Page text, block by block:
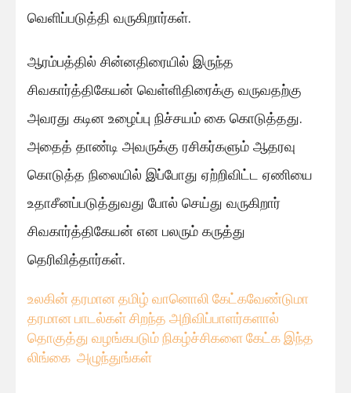
வெளிப்படுத்தி வருகிறார்கள்.
ஆரம்பத்தில் சின்னதிரையில் இருந்த
சிவகார்த்திகேயன் வெள்ளிதிரைக்கு வருவதற்கு
அவரது கடின உழைப்பு நிச்சயம் கை கொடுத்தது.
அதைத் தாண்டி அவருக்கு ரசிகர்களும் ஆதரவு
கொடுத்த நிலையில் இப்போது ஏற்றிவிட்ட ஏணியை
உதாசீனப்படுத்துவது போல் செய்து வருகிறார்
சிவகார்த்திகேயன் என பலரும் கருத்து
தெரிவித்தார்கள்.
உலகின் தரமான தமிழ் வானொலி கேட்கவேண்டுமா
தரமான பாடல்கள் சிறந்த அறிவிப்பாளர்களால்
தொகுத்து வழங்கபடும் நிகழ்ச்சிகளை கேட்க இந்த
லிங்கை அழுந்துங்கள்